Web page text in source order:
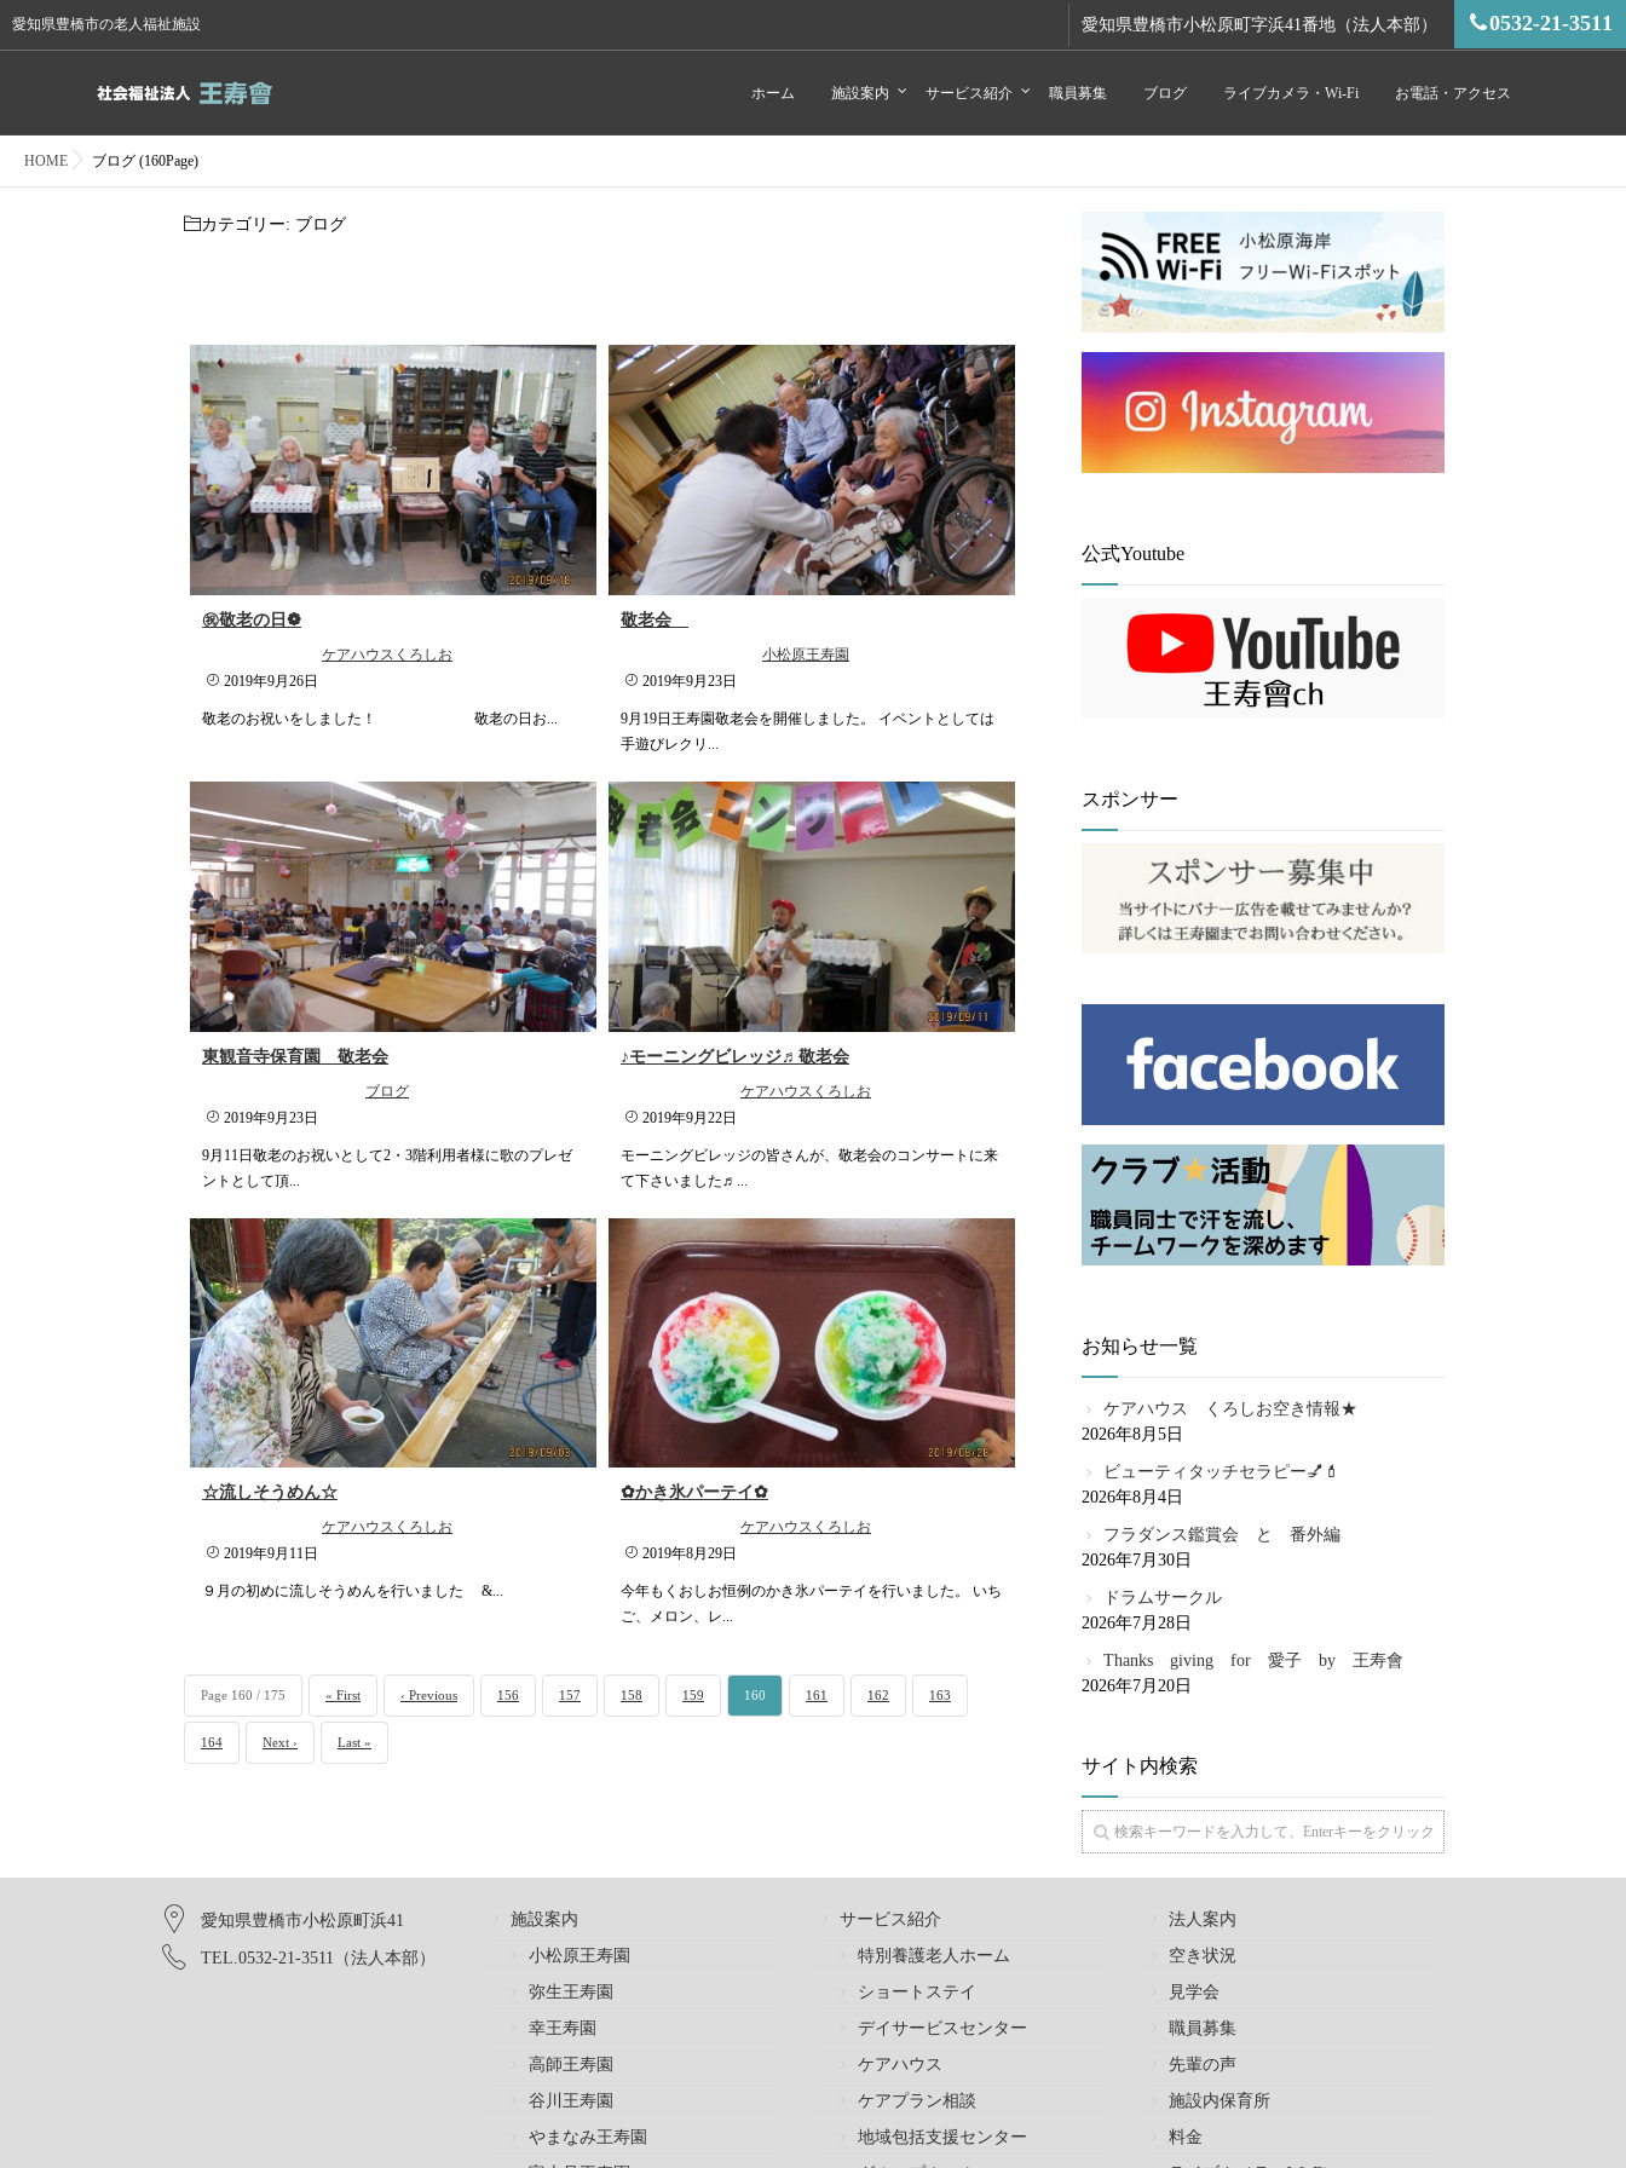
愛知県豊橋市の老人福祉施設 愛知県豊橋市小松原町字浜41番地（法人本部） 0532-21-3511
ホーム 施設案内 サービス紹介 職員募集 ブログ ライブカメラ・Wi-Fi お電話・アクセス
HOME ブログ (160Page)
カテゴリー: ブログ
㊗敬老の日❁
ケアハウスくろしお
2019年9月26日
敬老のお祝いをしました！ 敬老の日お...
敬老会
小松原王寿園
2019年9月23日
9月19日王寿園敬老会を開催しました。 イベントとしては
手遊びレクリ...
東観音寺保育園 敬老会
ブログ
2019年9月23日
9月11日敬老のお祝いとして2・3階利用者様に歌のプレゼ
ントとして頂...
♪モーニングビレッジ♬敬老会
ケアハウスくろしお
2019年9月22日
モーニングビレッジの皆さんが、敬老会のコンサートに来
て下さいました♬...
☆流しそうめん☆
ケアハウスくろしお
2019年9月11日
９月の初めに流しそうめんを行いました &...
✿かき氷パーテイ✿
ケアハウスくろしお
2019年8月29日
今年もくおしお恒例のかき氷パーテイを行いました。 いち
ご、メロン、レ...
Page 160 / 175 « First ‹ Previous 156 157 158 159 160 161 162 163
164 Next › Last »
公式Youtube
スポンサー
お知らせ一覧
ケアハウス くろしお空き情報★
2026年8月5日
ビューティタッチセラピー💅💄
2026年8月4日
フラダンス鑑賞会 と 番外編
2026年7月30日
ドラムサークル
2026年7月28日
Thanks giving for 愛子 by 王寿會
2026年7月20日
サイト内検索
愛知県豊橋市小松原町浜41
TEL.0532-21-3511（法人本部）
施設案内
小松原王寿園
弥生王寿園
幸王寿園
高師王寿園
谷川王寿園
やまなみ王寿園
サービス紹介
特別養護老人ホーム
ショートステイ
デイサービスセンター
ケアハウス
ケアプラン相談
地域包括支援センター
法人案内
空き状況
見学会
職員募集
先輩の声
施設内保育所
料金